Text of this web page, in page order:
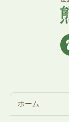
ホーム